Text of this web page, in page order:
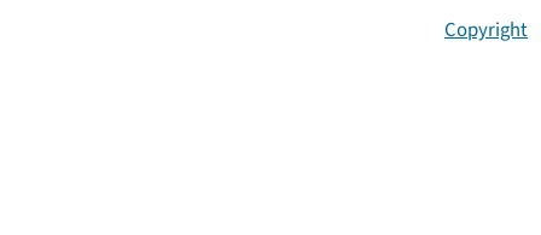
Copyright